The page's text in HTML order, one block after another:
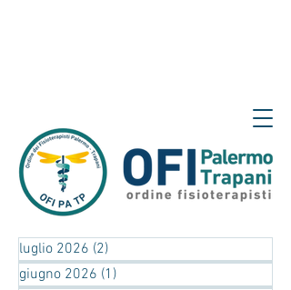
luglio 2026 (2)
giugno 2026 (1)